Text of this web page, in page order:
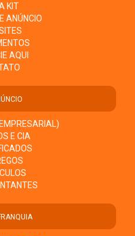
KIT
ANÚNCIO
AQUI
E CIA